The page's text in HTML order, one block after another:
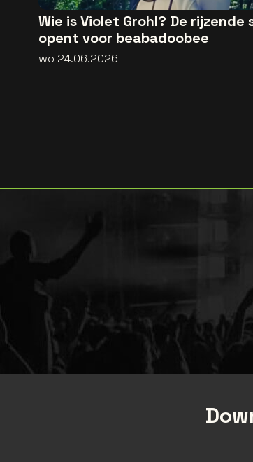
Wie is Violet Grohl? De rijzende
opent voor beabadoobee
wo 24.06.2026